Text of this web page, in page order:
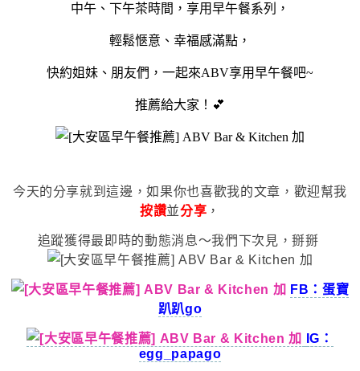
中午、下午茶時間，享用早午餐系列，
輕鬆愜意、幸福感滿點，
快約姐妹、朋友們，一起來ABV享用早午餐吧~
推薦給大家！💕
今天的分享就到這邊，如果你也喜歡我的文章，歡迎幫我
按讚並分享 ，
追蹤獲得最即時的動態消息～我們下次見，掰掰
FB：蛋寶
趴趴go
IG：
egg_papago